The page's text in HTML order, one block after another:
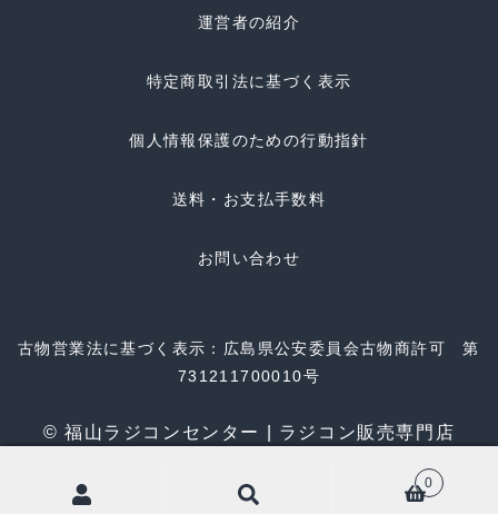
運営者の紹介
特定商取引法に基づく表示
個人情報保護のための行動指針
送料・お支払手数料
お問い合わせ
古物営業法に基づく表示：広島県公安委員会古物商許可 第
731211700010号
© 福山ラジコンセンター | ラジコン販売専門店
0